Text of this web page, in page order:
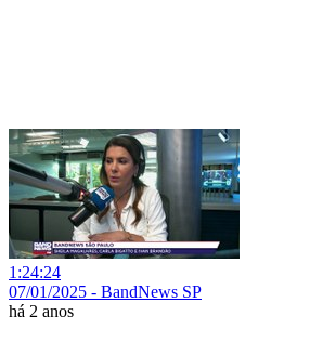
1:24:24
07/01/2025 - BandNews SP
há 2 anos